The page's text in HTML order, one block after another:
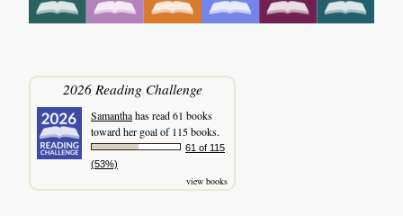
2026 Reading Challenge
Samanthahas read 61 books
toward her goal of 115 books.
61 of 115
(53%)
view books